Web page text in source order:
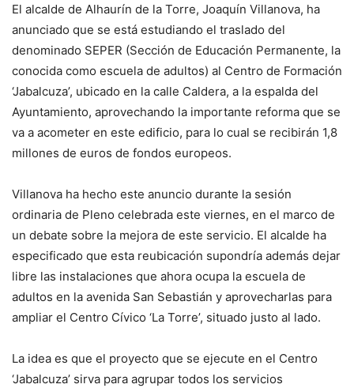
El alcalde de Alhaurín de la Torre, Joaquín Villanova, ha
anunciado que se está estudiando el traslado del
denominado SEPER (Sección de Educación Permanente, la
conocida como escuela de adultos) al Centro de Formación
‘Jabalcuza’, ubicado en la calle Caldera, a la espalda del
Ayuntamiento, aprovechando la importante reforma que se
va a acometer en este edificio, para lo cual se recibirán 1,8
millones de euros de fondos europeos.
Villanova ha hecho este anuncio durante la sesión
ordinaria de Pleno celebrada este viernes, en el marco de
un debate sobre la mejora de este servicio. El alcalde ha
especificado que esta reubicación supondría además dejar
libre las instalaciones que ahora ocupa la escuela de
adultos en la avenida San Sebastián y aprovecharlas para
ampliar el Centro Cívico ‘La Torre’, situado justo al lado.
La idea es que el proyecto que se ejecute en el Centro
‘Jabalcuza’ sirva para agrupar todos los servicios